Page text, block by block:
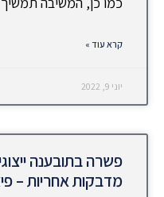
קרא עוד »
יוני 9, 2022
פשרה בתובענה
מדבקות אחריות – פיצוי